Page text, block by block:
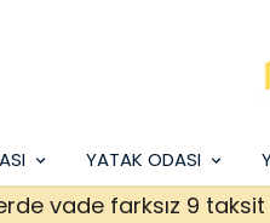
YATAK ODASI
farksız 9 taksit